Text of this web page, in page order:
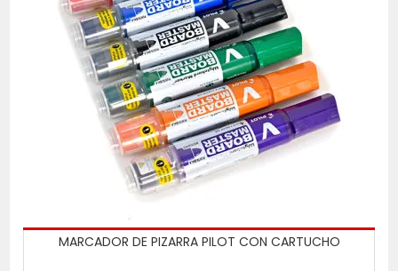
MARCADOR DE PIZARRA PILOT CON CARTUCHO